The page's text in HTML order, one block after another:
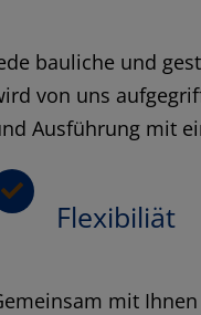
bauliche und
von uns
Ausführung mit
Flexibiliät
mit